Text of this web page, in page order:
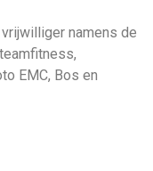
namens de
EMC, Bos en